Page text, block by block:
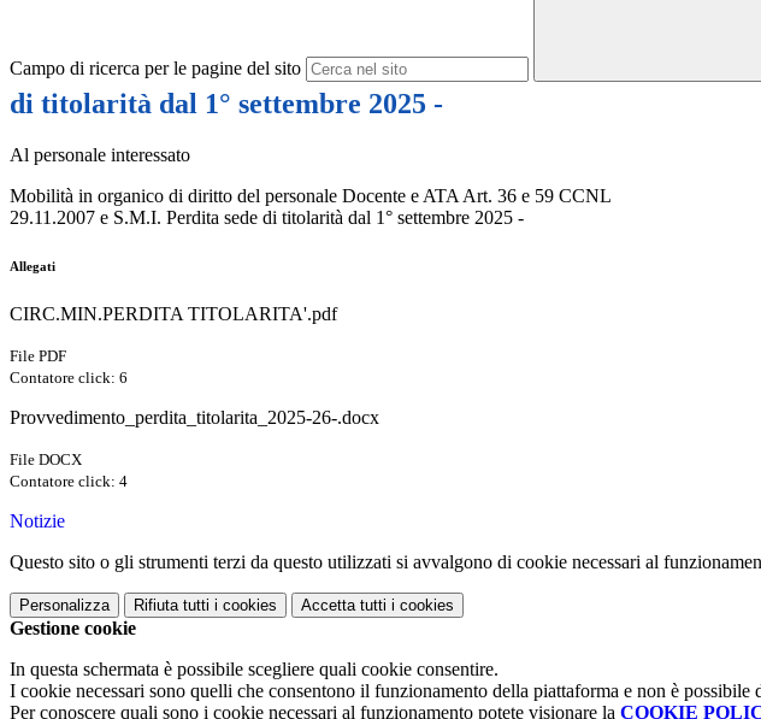
Campo di ricerca per le pagine del sito
di titolarità dal 1° settembre 2025 -
Al personale interessato
Mobilità in organico di diritto del personale Docente e ATA Art. 36 e 59 CCNL
29.11.2007 e S.M.I. Perdita sede di titolarità dal 1° settembre 2025 -
Allegati
CIRC.MIN.PERDITA TITOLARITA'.pdf
File PDF
Contatore click: 6
Provvedimento_perdita_titolarita_2025-26-.docx
File DOCX
Contatore click: 4
Notizie
Questo sito o gli strumenti terzi da questo utilizzati si avvalgono di cookie necessari al
Personalizza Rifiuta tutti i cookies Accetta tutti i cookies
Gestione cookie
In questa schermata è possibile scegliere quali cookie consentire.
I cookie necessari sono quelli che consentono il funzionamento della piattaforma e non è possibile
Per conoscere quali sono i cookie necessari al funzionamento potete visionare la COOKIE